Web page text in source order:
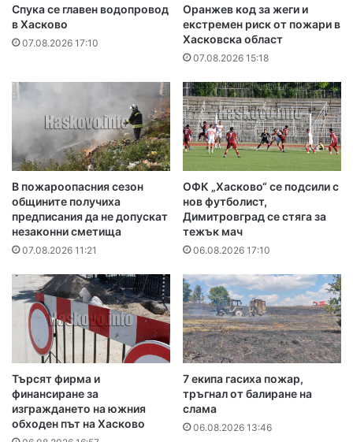
Спука се главен водопровод
в Хасково
07.08.2026 17:10
Оранжев код за жеги и
екстремен риск от пожари в
Хасковска област
07.08.2026 15:18
В пожароопасния сезон
общините получиха
предписания да не допускат
незаконни сметища
07.08.2026 11:21
ОФК „Хасково“ се подсили с
нов футболист,
Димитровград се стяга за
тежък мач
06.08.2026 17:10
Търсят фирма и
финансиране за
изграждането на южния
обходен път на Хасково
7 екипа гасиха пожар,
тръгнал от балиране на
слама
06.08.2026 13:46